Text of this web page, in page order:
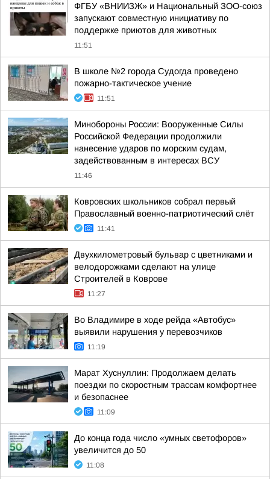
ФГБУ «ВНИИЗЖ» и Национальный ЗОО-союз
запускают совместную инициативу по
поддержке приютов для животных
11:51
В школе №2 города Судогда проведено
пожарно-тактическое учение
11:51
Минобороны России: Вооруженные Силы
Российской Федерации продолжили
нанесение ударов по морским судам,
задействованным в интересах ВСУ
11:46
Ковровских школьников собрал первый
Православный военно-патриотический слёт
11:41
Двухкилометровый бульвар с цветниками и
велодорожками сделают на улице
Строителей в Коврове
11:27
Во Владимире в ходе рейда «Автобус»
выявили нарушения у перевозчиков
11:19
Марат Хуснуллин: Продолжаем делать
поездки по скоростным трассам комфортнее
и безопаснее
11:09
До конца года число «умных светофоров»
увеличится до 50
11:08